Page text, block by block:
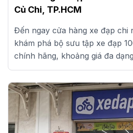
Củ Chi, TP.HCM
Đến ngay cửa hàng xe đạp chi
khám phá bộ sưu tập xe đạp
chính hãng, khoảng giá đa
uy tín. Xem ngay!